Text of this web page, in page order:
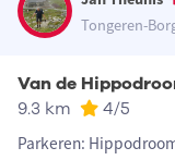
Tongeren-
Van de
9.3 km 4/5
Parkeren: